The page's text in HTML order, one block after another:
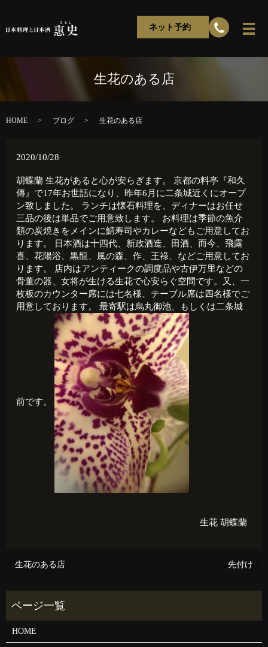
ネット予約
生花のある店
HOME ブログ 生花のある店
2020/10/28
胡蝶蘭 生花があると心が安らぎます。 京都の料亭『和久
傳』で17年お世話になり、昨年6月に二条城近くにオープ
ン致しました。 ランチは懐石料理を、ディナーはお任せ
三品の後は単品でご用意致します。 お料理は季節の魚介
類の炭焼きをメインに鯖寿司やカレーなどもご用意してお
ります。 日本酒は十四代、新政酒造、田酒、而今、飛露
喜、花陽浴、黒龍、風の森、作、王祿、などご用意してお
ります。 店内はアンティークの調度品や古伊万里などの
骨董の器、女将が生ける生花で心安らぐ空間です。又、一
枚板のカウンター席には七名様、テーブル席は四名様でご
用意しております。 最寄駅は烏丸御池、もしくは二条城
前です。
生花 胡蝶蘭
生花のある店 先付け
HOME